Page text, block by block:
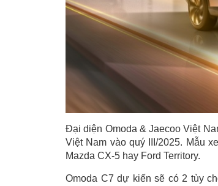
Đại diện Omoda & Jaecoo Việt
Việt Nam vào quý III/2025. Mẫu
Mazda CX-5 hay Ford Territory.
Omoda C7 dự kiến sẽ có 2 tùy